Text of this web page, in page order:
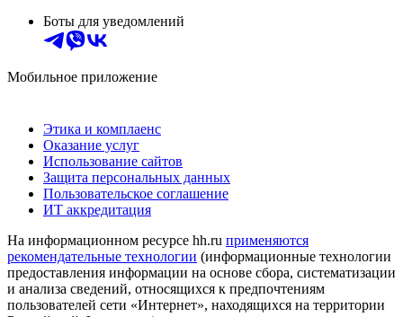
Боты для уведомлений
Мобильное приложение
Этика и комплаенс
Оказание услуг
Использование сайтов
Защита персональных данных
Пользовательское соглашение
ИТ аккредитация
На информационном ресурсе hh.ru применяются
рекомендательные технологии (информационные технологии
предоставления информации на основе сбора, систематизации
и анализа сведений, относящихся к предпочтениям
пользователей сети «Интернет», находящихся на территории